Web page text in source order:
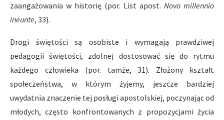
zaangażowania w historię (por. List apost. Novo millennio
ineunte, 33).
Drogi świętości są osobiste i wymagają prawdziwej
pedagogii świętości, zdolnej dostosować się do rytmu
każdego człowieka (por. tamże, 31). Złożony kształt
społeczeństwa, w którym żyjemy, jeszcze bardziej
uwydatnia znaczenie tej posługi apostolskiej, poczynając od
młodych, często konfrontowanych z propozycjami życia